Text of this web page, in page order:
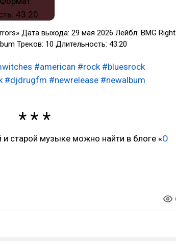
Дата выхода: 29 мая 2026 Лейбл: BMG
Треков: 10 Длительность: 43:20
#american #rock #bluesrock
#djdrugfm #newrelease #newalbum
старой музыке можно найти в блоге «О